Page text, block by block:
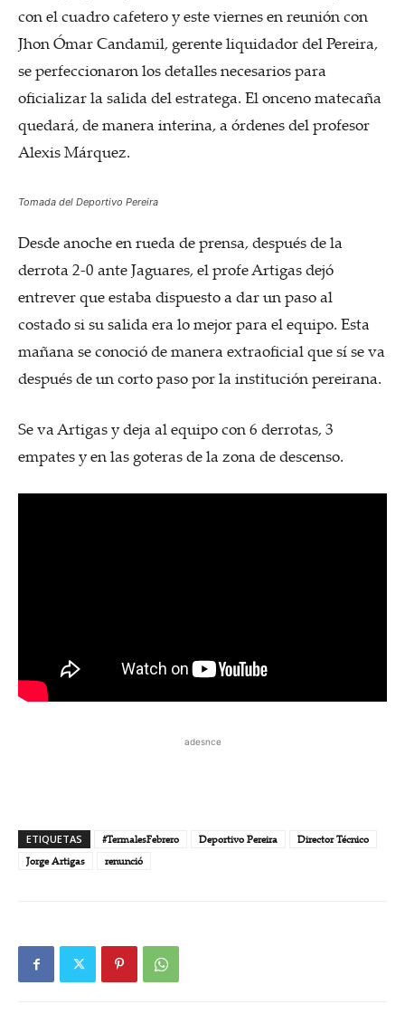
con el cuadro cafetero y este viernes en reunión con
Jhon Ómar Candamil, gerente liquidador del Pereira,
se perfeccionaron los detalles necesarios para
oficializar la salida del estratega. El onceno matecaña
quedará, de manera interina, a órdenes del profesor
Alexis Márquez.
Tomada del Deportivo Pereira
Desde anoche en rueda de prensa, después de la
derrota 2-0 ante Jaguares, el profe Artigas dejó
entrever que estaba dispuesto a dar un paso al
costado si su salida era lo mejor para el equipo. Esta
mañana se conoció de manera extraoficial que sí se va
después de un corto paso por la institución pereirana.
Se va Artigas y deja al equipo con 6 derrotas, 3
empates y en las goteras de la zona de descenso.
adesnce
ETIQUETAS #TermalesFebrero Deportivo Pereira
Director Técnico
Jorge Artigas
renunció